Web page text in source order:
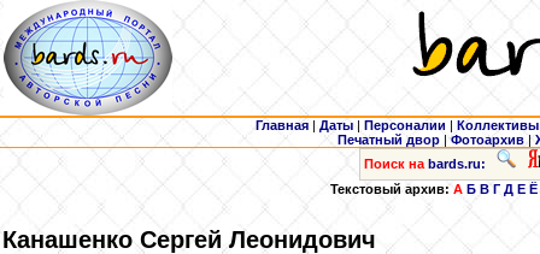
Главная | Даты | Персоналии | Коллективы
Печатный двор |Фотоархив |
Поиск на bards.ru:
Текстовый архив:А Б В Г Д Е Ё
КанашенкоСергей Леонидович